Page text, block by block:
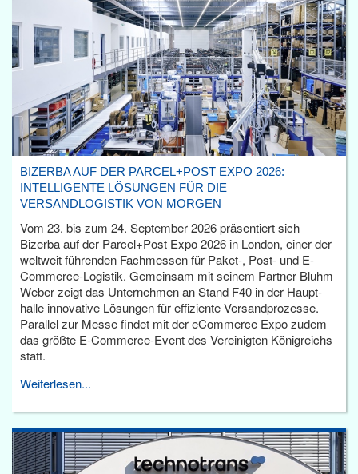
BIZERBA AUF DER PARCEL+POST EXPO 2026:
INTELLIGENTE LÖSUNGEN FÜR DIE
VERSANDLOGISTIK VON MORGEN
Vom 23. bis zum 24. September 2026 präsentiert sich
Bizerba auf der Parcel+Post Expo 2026 in London, einer der
weltweit führenden Fachmessen für Paket-, Post- und E-
Commerce-Logistik. Gemeinsam mit seinem Partner Bluhm
Weber zeigt das Unternehmen an Stand F40 in der Haupt­
halle innovative Lösungen für effiziente Versandprozesse.
Parallel zur Messe findet mit der eCommerce Expo zudem
das größte E-Commerce-Event des Vereinigten Königreichs
statt.
Weiterlesen...